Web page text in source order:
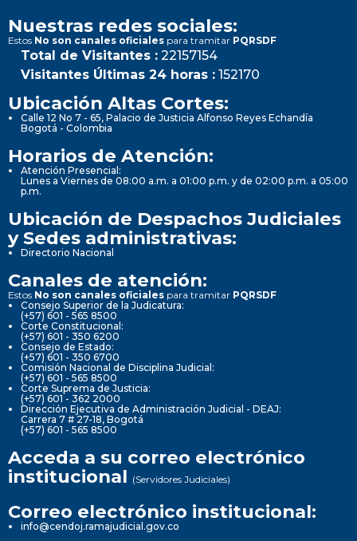
Nuestras redes sociales:
Estos No son canales oficiales para tramitar PQRSDF
Total de Visitantes : 22157154
Visitantes Últimas 24 horas : 152170
Ubicación Altas Cortes:
Calle 12 No 7 - 65, Palacio de Justicia Alfonso Reyes Echandía
Bogotá - Colombia
Horarios de Atención:
Atención Presencial:
Lunes a Viernes de 08:00 a.m. a 01:00 p.m. y de 02:00 p.m. a 05:00
p.m.
Ubicación de Despachos Judiciales
y Sedes administrativas:
Directorio Nacional
Canales de atención:
Estos No son canales oficiales para tramitar PQRSDF
Consejo Superior de la Judicatura:
(+57) 601 - 565 8500
Corte Constitucional:
(+57) 601 - 350 6200
Consejo de Estado:
(+57) 601 - 350 6700
Comisión Nacional de Disciplina Judicial:
(+57) 601 - 565 8500
Corte Suprema de Justicia:
(+57) 601 - 362 2000
Dirección Ejecutiva de Administración Judicial - DEAJ:
Carrera 7 # 27-18, Bogotá
(+57) 601 - 565 8500
Acceda a su correo electrónico
institucional (Servidores Judiciales)
Correo electrónico institucional:
info@cendoj.ramajudicial.gov.co